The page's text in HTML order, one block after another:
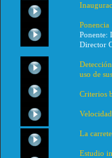
Ponencia
Ponente:
Director
uso de
Criterios
La
Estudio